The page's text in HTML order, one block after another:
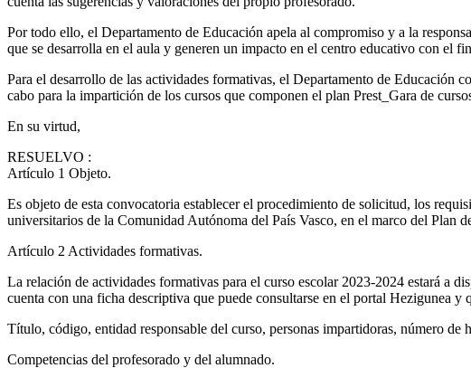
Por todo ello, el Departamento de Educación apela al compromiso y a la
que se desarrolla en el aula y generen un impacto en el centro educativo con el
Para el desarrollo de las actividades formativas, el Departamento de Educación
cabo para la impartición de los cursos que componen el plan Prest_Gara de
En su virtud,
RESUELVO :
Artículo 1 Objeto.
Es objeto de esta convocatoria establecer el procedimiento de solicitud, los
universitarios de la Comunidad Autónoma del País Vasco, en el marco del Plan
Artículo 2 Actividades formativas.
La relación de actividades formativas para el curso escolar 2023-2024 estará a
cuenta con una ficha descriptiva que puede consultarse en el portal Hezigunea y
Título, código, entidad responsable del curso, personas impartidoras, número
Competencias del profesorado y del alumnado.